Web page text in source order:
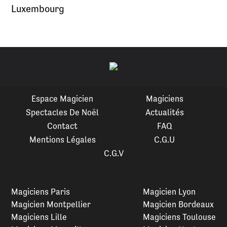
Luxembourg
Espace Magicien
Magiciens
Spectacles De Noël
Actualités
Contact
FAQ
Mentions Légales
C.G.U
C.G.V
Magiciens Paris
Magicien Montpellier
Magiciens Lille
Magicien Lyon
Magicien Bordeaux
Magiciens Toulouse